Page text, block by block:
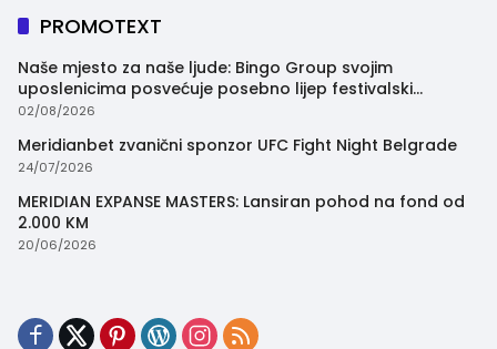
PROMOTEXT
Naše mjesto za naše ljude: Bingo Group svojim
uposlenicima posvećuje posebno lijep festivalski
trenutak
02/08/2026
Meridianbet zvanični sponzor UFC Fight Night Belgrade
24/07/2026
MERIDIAN EXPANSE MASTERS: Lansiran pohod na fond od
2.000 KM
20/06/2026